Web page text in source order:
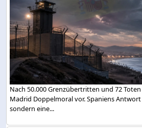
Nach 50.000 Grenzübertritten und 72
Madrid Doppelmoral vor. Spaniens
sondern eine...